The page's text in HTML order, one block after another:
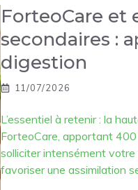
ForteoCare et
secondaires :
digestion
11/07/2026
L’essentiel à retenir : la
ForteoCare, apportant
solliciter intensément
favoriser une assimilation